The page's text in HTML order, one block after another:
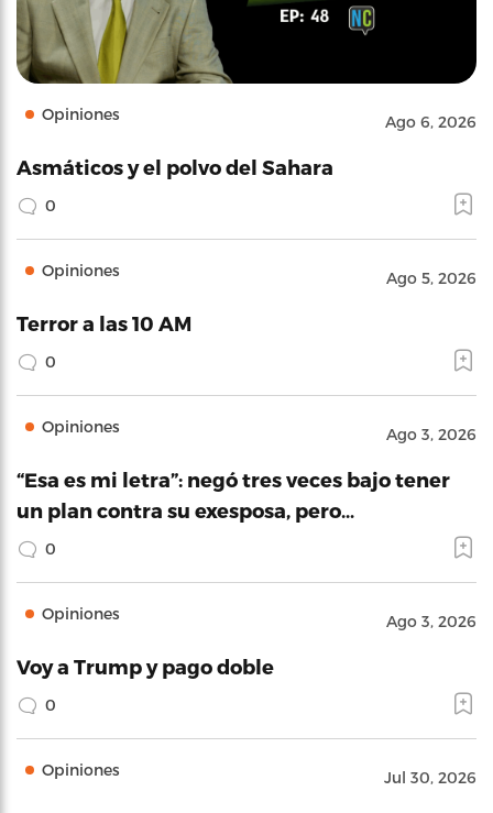
Opiniones Ago 6, 2026
Asmáticos y el polvo del Sahara
0
Opiniones Ago 5, 2026
Terror a las 10 AM
0
Opiniones Ago 3, 2026
“Esa es mi letra”: negó tres veces bajo tener
un plan contra su exesposa, pero…
0
Opiniones Ago 3, 2026
Voy a Trump y pago doble
0
Opiniones Jul 30, 2026